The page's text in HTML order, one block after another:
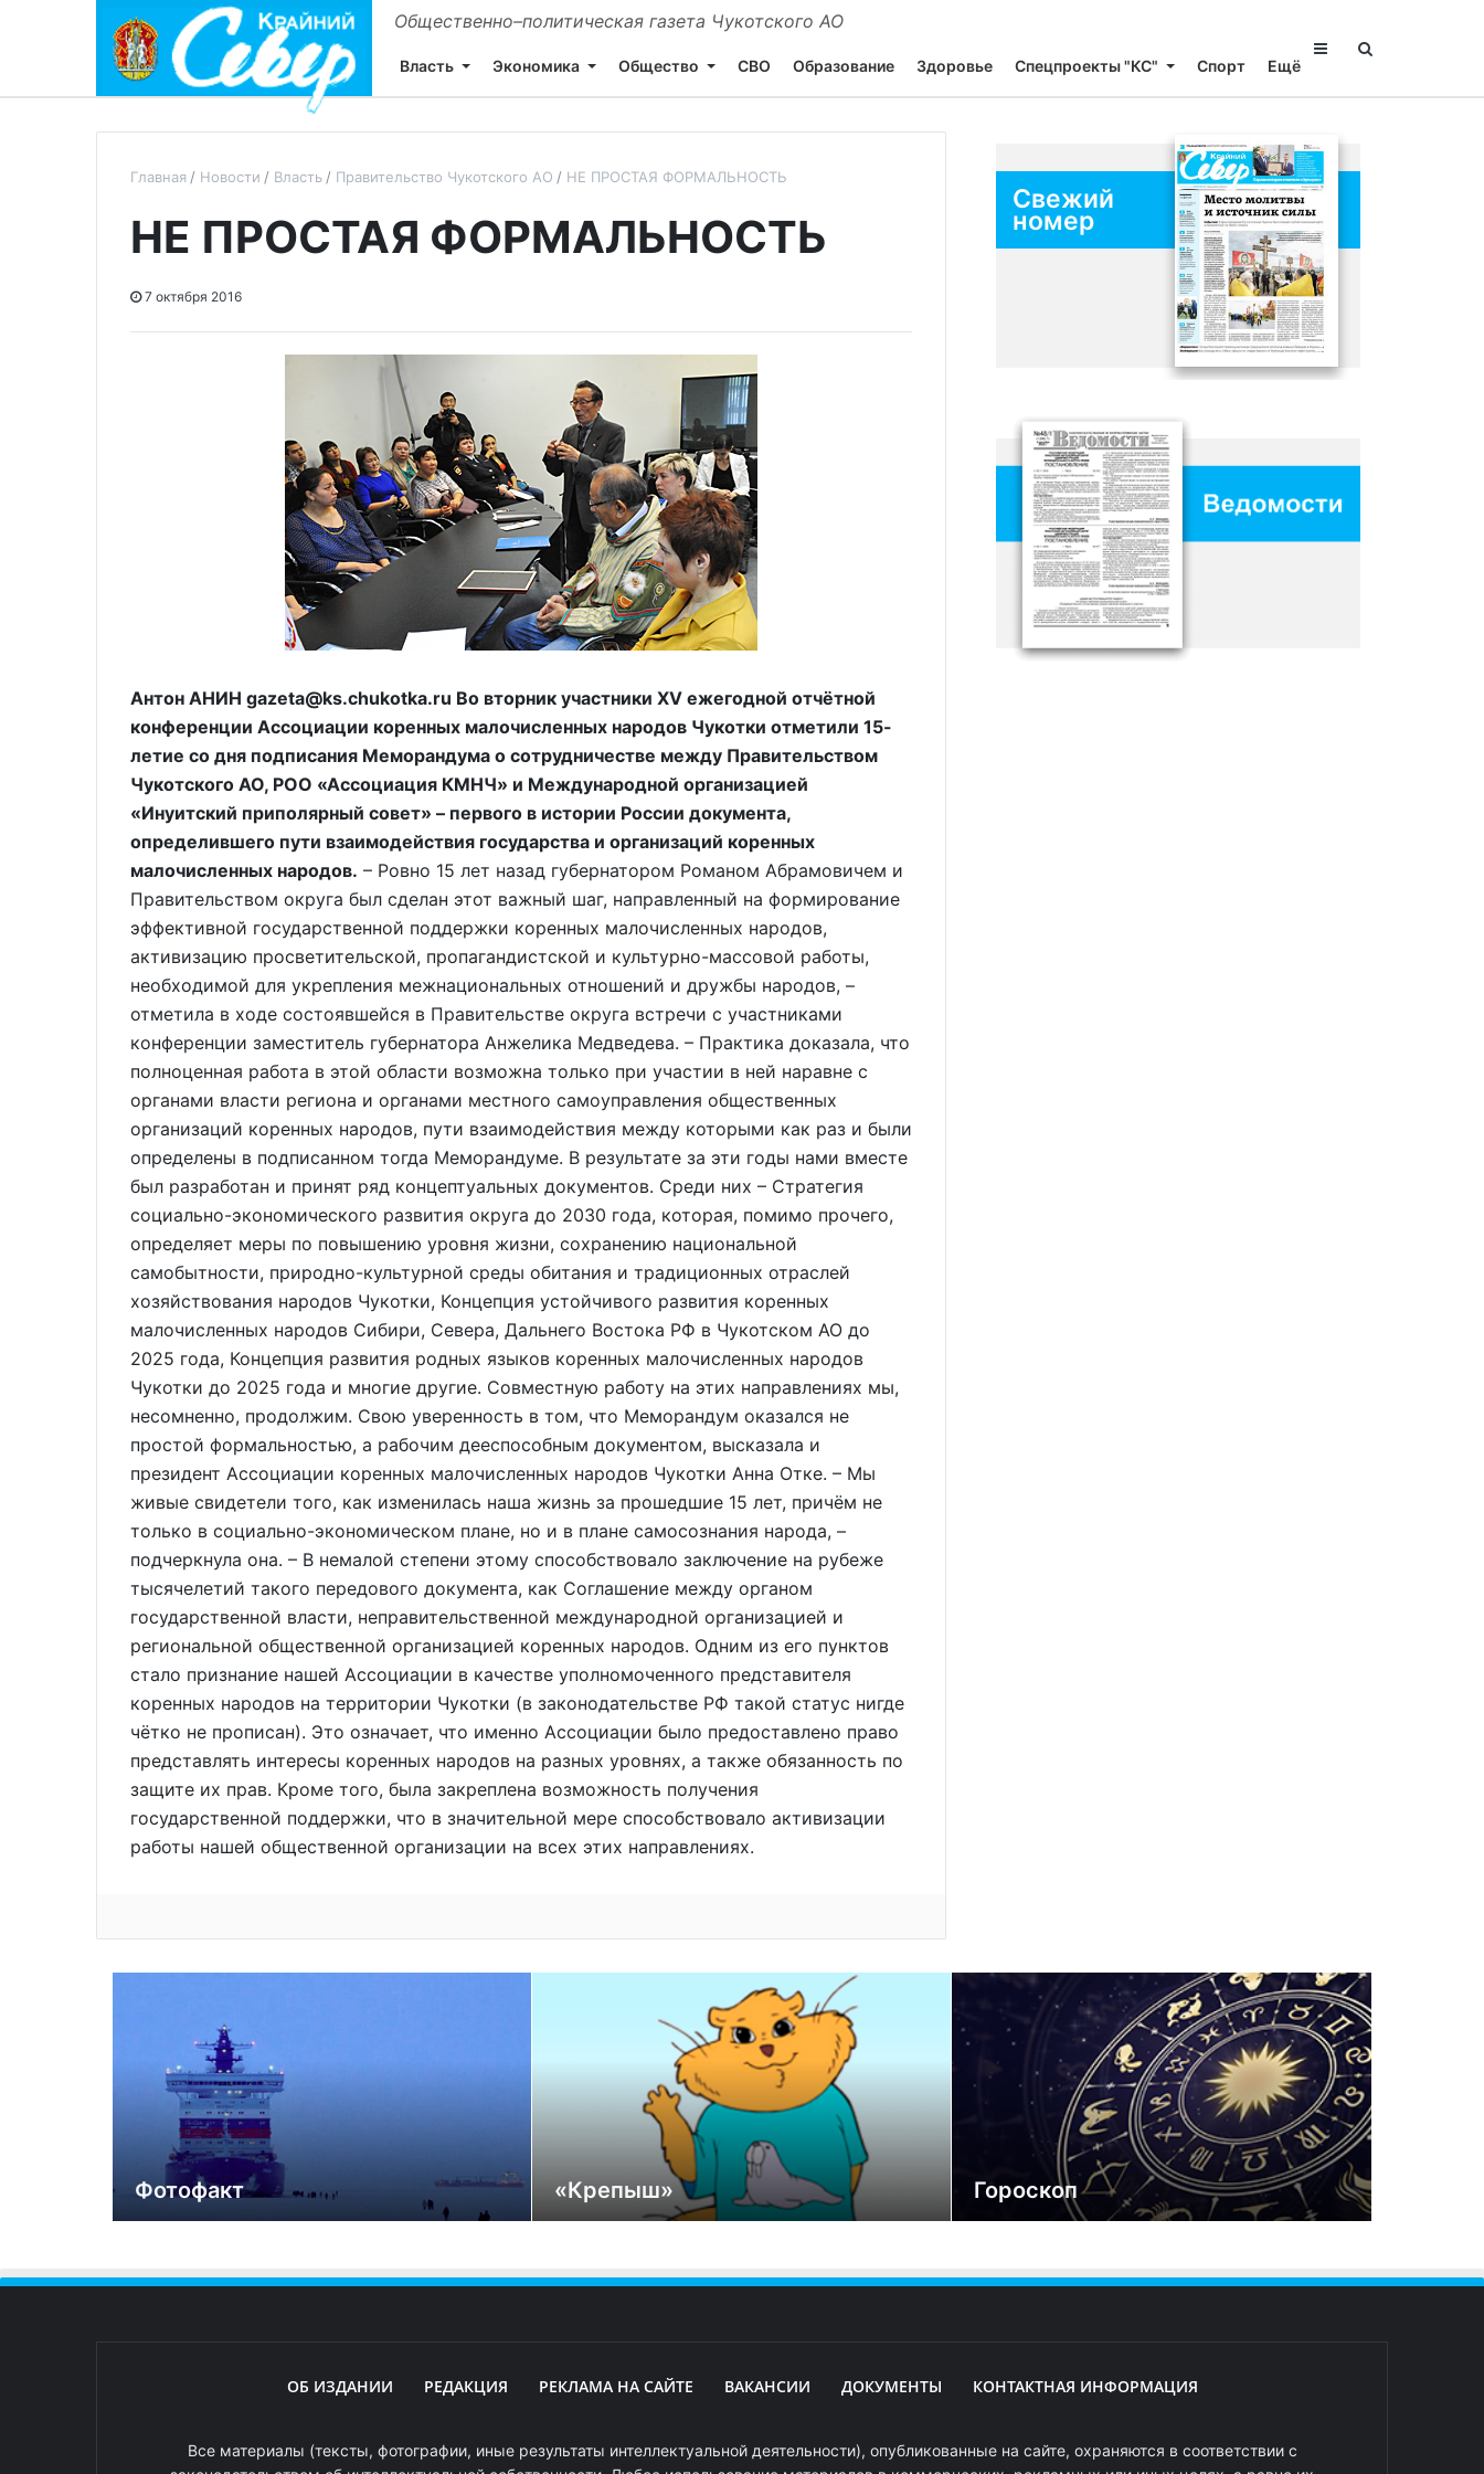
Общественно–политическая газета Чукотского АО
Власть Экономика Общество СВО Образование Здоровье Спецпроекты "КС" Спорт Ещё
Главная Новости Власть Правительство Чукотского АО НЕ ПРОСТАЯ ФОРМАЛЬНОСТЬ
НЕ ПРОСТАЯ ФОРМАЛЬНОСТЬ
7 октября 2016
Антон АНИН gazeta@ks.chukotka.ru Во вторник участники XV ежегодной отчётной
конференции Ассоциации коренных малочисленных народов Чукотки отметили 15-
летие со дня подписания Меморандума о сотрудничестве между Правительством
Чукотского АО, РОО «Ассоциация КМНЧ» и Международной организацией
«Инуитский приполярный совет» – первого в истории России документа,
определившего пути взаимодействия государства и организаций коренных
малочисленных народов. – Ровно 15 лет назад губернатором Романом Абрамовичем и
Правительством округа был сделан этот важный шаг, направленный на формирование
эффективной государственной поддержки коренных малочисленных народов,
активизацию просветительской, пропагандистской и культурно-массовой работы,
необходимой для укрепления межнациональных отношений и дружбы народов, –
отметила в ходе состоявшейся в Правительстве округа встречи с участниками
конференции заместитель губернатора Анжелика Медведева. – Практика доказала, что
полноценная работа в этой области возможна только при участии в ней наравне с
органами власти региона и органами местного самоуправления общественных
организаций коренных народов, пути взаимодействия между которыми как раз и были
определены в подписанном тогда Меморандуме. В результате за эти годы нами вместе
был разработан и принят ряд концептуальных документов. Среди них – Стратегия
социально-экономического развития округа до 2030 года, которая, помимо прочего,
определяет меры по повышению уровня жизни, сохранению национальной
самобытности, природно-культурной среды обитания и традиционных отраслей
хозяйствования народов Чукотки, Концепция устойчивого развития коренных
малочисленных народов Сибири, Севера, Дальнего Востока РФ в Чукотском АО до
2025 года, Концепция развития родных языков коренных малочисленных народов
Чукотки до 2025 года и многие другие. Совместную работу на этих направлениях мы,
несомненно, продолжим. Свою уверенность в том, что Меморандум оказался не
простой формальностью, а рабочим дееспособным документом, высказала и
президент Ассоциации коренных малочисленных народов Чукотки Анна Отке. – Мы
живые свидетели того, как изменилась наша жизнь за прошедшие 15 лет, причём не
только в социально-экономическом плане, но и в плане самосознания народа, –
подчеркнула она. – В немалой степени этому способствовало заключение на рубеже
тысячелетий такого передового документа, как Соглашение между органом
государственной власти, неправительственной международной организацией и
региональной общественной организацией коренных народов. Одним из его пунктов
стало признание нашей Ассоциации в качестве уполномоченного представителя
коренных народов на территории Чукотки (в законодательстве РФ такой статус нигде
чётко не прописан). Это означает, что именно Ассоциации было предоставлено право
представлять интересы коренных народов на разных уровнях, а также обязанность по
защите их прав. Кроме того, была закреплена возможность получения
государственной поддержки, что в значительной мере способствовало активизации
работы нашей общественной организации на всех этих направлениях.
Свежий
номер
Фотофакт «Крепыш» Гороскоп
ОБ ИЗДАНИИ РЕДАКЦИЯ РЕКЛАМА НА САЙТЕ ВАКАНСИИ ДОКУМЕНТЫ КОНТАКТНАЯ ИНФОРМАЦИЯ
Все материалы (тексты, фотографии, иные результаты интеллектуальной деятельности), опубликованные на сайте, охраняются в соответствии с